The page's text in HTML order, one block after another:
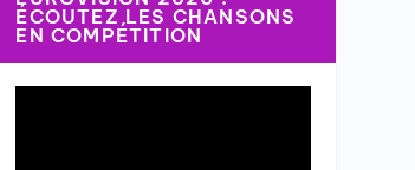
ÉCOUTEZ LES CHANSONS
EN COMPÉTITION